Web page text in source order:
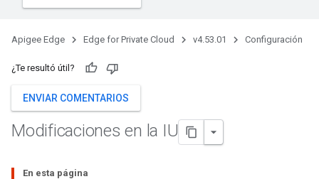
Apigee Edge Edge for Private Cloud v4.53.01 Configuración
¿Te resultó útil?
ENVIAR COMENTARIOS
Modificaciones en la IU
En esta página